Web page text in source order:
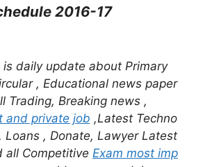
2016-17
is daily update about Primary
, Educational news paper
Trading, Breaking news ,
and private job ,Latest Techno
Loans , Donate, Lawyer Latest
all Competitive Exam most imp